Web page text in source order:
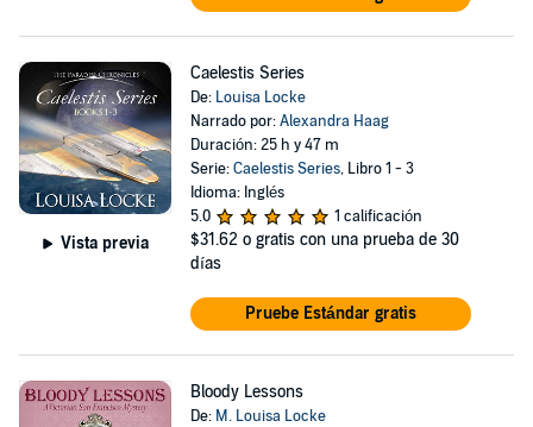
Vista previa
Caelestis Series
De: Louisa Locke
Narrado por:Alexandra Haag
Duración: 25 h y 47 m
Serie:Caelestis Series, Libro 1 - 3
Idioma: Inglés
5.0
1 calificación
$31.62 o gratis con una prueba de 30
días
Pruebe Estándar gratis
Bloody Lessons
De: M. Louisa Locke